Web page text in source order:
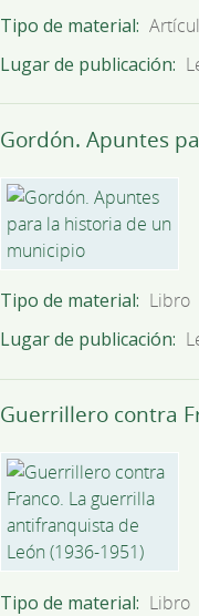
Tipo de material
Lugar de publicación
Gordón. Apuntes
Tipo de material Libro
Lugar de publicación
Guerrillero contra
Tipo de material Libro